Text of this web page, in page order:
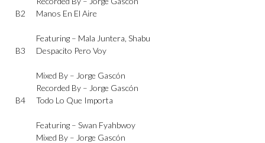
B2
Manos En El Aire
Featuring – Mala Juntera,Shabu
B3
Despacito Pero Voy
Mixed By – Jorge Gascón
Recorded By – Jorge Gascón
B4
Todo Lo Que Importa
Featuring –Swan Fyahbwoy
Mixed By – Jorge Gascón